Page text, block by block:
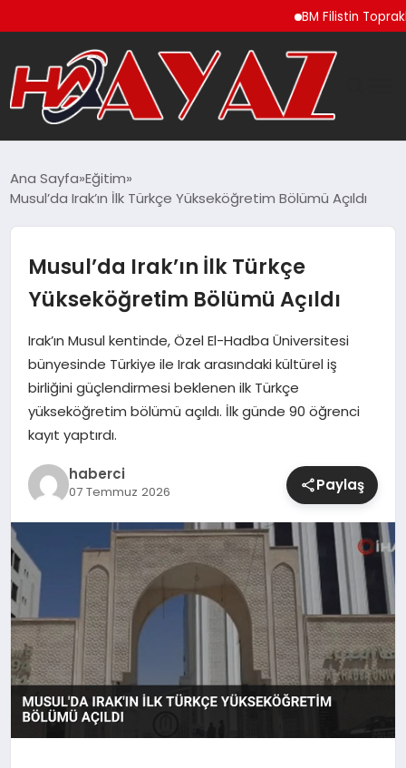
BM Filistin
EĞITIM
EKONOMI
SAĞLIK
SIYASET
SPOR
YAŞAM
Ana Sayfa Eğitim
Musul’da Irak’ın İlk Türkçe Yükseköğretim Bölümü Açıldı
Musul’da Irak’ın İlk Türkçe
Yükseköğretim Bölümü Açıldı
Irak’ın Musul kentinde, Özel El-Hadba Üniversitesi
bünyesinde Türkiye ile Irak arasındaki kültürel iş
birliğini güçlendirmesi beklenen ilk Türkçe
yükseköğretim bölümü açıldı. İlk günde 90 öğrenci
kayıt yaptırdı.
haberci
07 Temmuz 2026 Paylaş